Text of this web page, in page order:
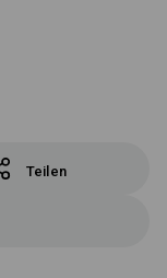
Teilen